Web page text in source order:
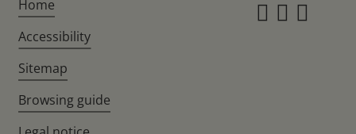
Home
Accessibility
Sitemap
Browsing guide